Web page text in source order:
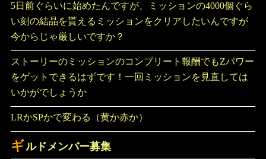
5日前ぐらいに始めたんですが、ミッションの4000個ぐら
い刻の結晶を貰えるミッションをクリアしたいんですが
今からじゃ厳しいですか？
ストーリーのミッションのコンプリート報酬でもZパワー
をゲットできるはずです！一回ミッションを見直しては
いかがでしょうか
LRかSPかで変わる（黄か赤か）
ギルドメンバー募集